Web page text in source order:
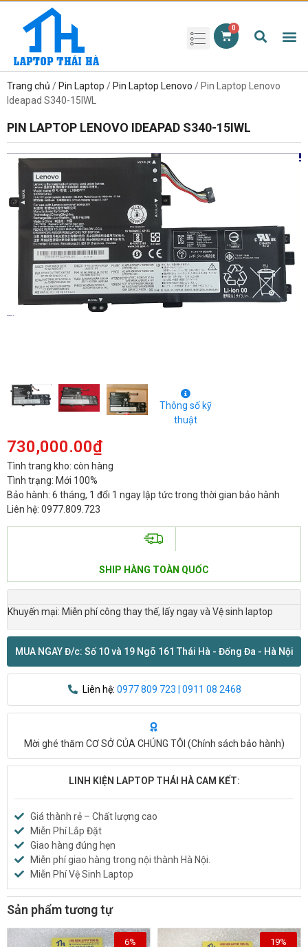
Trang chủ / Pin Laptop / Pin Laptop Lenovo / Pin Laptop Lenovo
Ideapad S340-15IWL
PIN LAPTOP LENOVO IDEAPAD S340-15IWL
Thông số kỹ
thuật
730,000.00₫
Tình trang kho: còn hàng
Tình trạng: Mới 100%
Bảo hành: 6 tháng, 1 đổi 1 ngay lập tức trong thời gian bảo hành
Liên hệ: 0977.809.723
SHIP HÀNG TOÀN QUỐC
Khuyến mại: Miễn phí công thay thế, lấy ngay và Vệ sinh laptop
MUA NGAY Đ/c: Số 10 và 19 Ngõ 161 Thái Hà - Đống Đa - Hà Nội
Liên hệ: 0977 809 723 | 0911 08 2468
Mời ghé thăm CƠ SỞ CỦA CHÚNG TÔI (Chính sách bảo hành)
LINH KIỆN LAPTOP THÁI HÀ CAM KẾT:
Giá thành rẻ – Chất lượng cao
Miễn Phí Lắp Đặt
Giao hàng đúng hẹn
Miễn phí giao hàng trong nội thành Hà Nội.
Miễn Phí Vệ Sinh Laptop
Sản phẩm tương tự
6% 19%